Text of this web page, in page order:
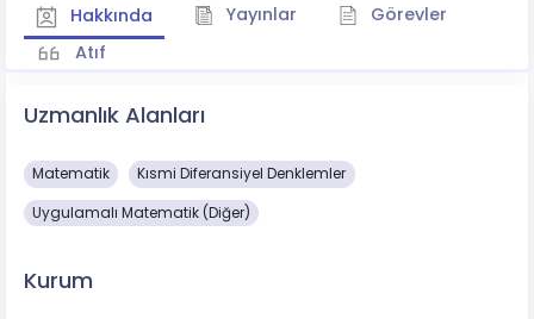
Hakkında Yayınlar
Görevler
Atıf
Uzmanlık Alanları
Matematik Kısmi Diferansiyel Denklemler
Uygulamalı Matematik (Diğer)
Kurum